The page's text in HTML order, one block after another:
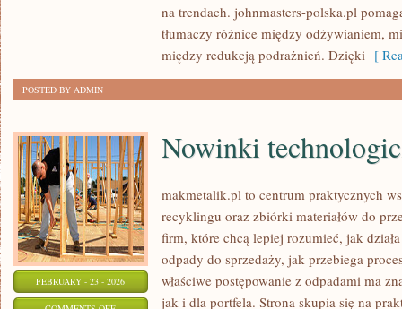
POŁUDNIOWA)na trendach. johnmasters-polska.pl
tłumaczy różnice między odżywianiem,
między redukcją podrażnień. Dzięki [
POSTED BY ADMIN
FEBRUARY - 23 - 2026
Nowinki
makmetalik.pl to centrum praktycznych
recyklingu oraz zbiórki materiałów do
firm, które chcą lepiej rozumieć, jak
odpady do sprzedaży, jak przebiega
właściwe postępowanie z odpadami ma
jak i dla portfela. Strona skupia się na